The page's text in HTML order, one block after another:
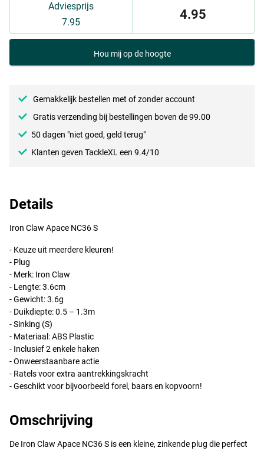
FT
Adviesprijs
7.95
4.95
Hou mij op de hoogte
Gemakkelijk bestellen met of zonder account
Gratis verzending bij bestellingen boven de 99.00
50 dagen "niet goed, geld terug"
Klanten geven TackleXL een 9.4/10
Details
Iron Claw Apace NC36 S
- Keuze uit meerdere kleuren!
- Plug
- Merk: Iron Claw
- Lengte: 3.6cm
- Gewicht: 3.6g
- Duikdiepte: 0.5 – 1.3m
- Sinking (S)
- Materiaal:ABS Plastic
- Inclusief 2 enkele haken
- Onweerstaanbare actie
- Ratels voor extra aantrekkingskracht
- Geschikt voor bijvoorbeeld forel, baars en kopvoorn!
Omschrijving
De Iron Claw Apace NC36 S is een kleine, zinkende plug die perfect